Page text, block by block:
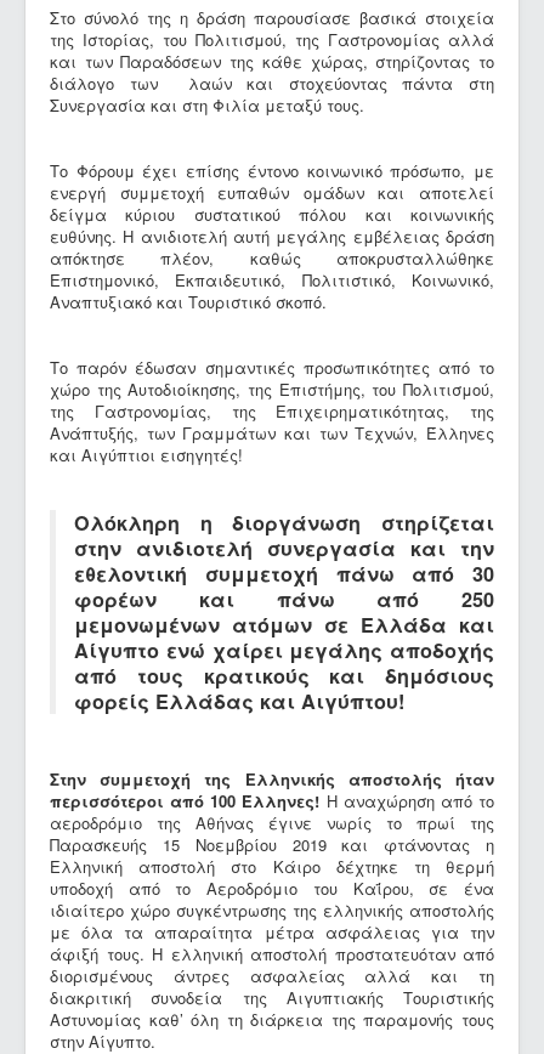
Στο σύνολό της η δράση παρουσίασε βασικά στοιχεία
της Ιστορίας, του Πολιτισμού, της Γαστρονομίας αλλά
και των Παραδόσεων της κάθε χώρας, στηρίζοντας το
διάλογο των λαών και στοχεύοντας πάντα στη
Συνεργασία και στη Φιλία μεταξύ τους.
Το Φόρουμ έχει επίσης έντονο κοινωνικό πρόσωπο, με
ενεργή συμμετοχή ευπαθών ομάδων και αποτελεί
δείγμα κύριου συστατικού πόλου και κοινωνικής
ευθύνης. Η ανιδιοτελή αυτή μεγάλης εμβέλειας δράση
απόκτησε πλέον, καθώς αποκρυσταλλώθηκε
Επιστημονικό, Εκπαιδευτικό, Πολιτιστικό, Κοινωνικό,
Αναπτυξιακό και Τουριστικό σκοπό.
Το παρόν έδωσαν σημαντικές προσωπικότητες από το
χώρο της Αυτοδιοίκησης, της Επιστήμης, του Πολιτισμού,
της Γαστρονομίας, της Επιχειρηματικότητας, της
Ανάπτυξής, των Γραμμάτων και των Τεχνών, Έλληνες
και Αιγύπτιοι εισηγητές!
Ολόκληρη η διοργάνωση στηρίζεται
στην ανιδιοτελή συνεργασία και την
εθελοντική συμμετοχή πάνω από 30
φορέων και πάνω από 250
μεμονωμένων ατόμων σε Ελλάδα και
Αίγυπτο ενώ χαίρει μεγάλης αποδοχής
από τους κρατικούς και δημόσιους
φορείς Ελλάδας και Αιγύπτου!
Στην συμμετοχή της Ελληνικής αποστολής ήταν
περισσότεροι από 100 Έλληνες! Η αναχώρηση από το
αεροδρόμιο της Αθήνας έγινε νωρίς το πρωί της
Παρασκευής 15 Νοεμβρίου 2019 και φτάνοντας η
Ελληνική αποστολή στο Κάιρο δέχτηκε τη θερμή
υποδοχή από το Αεροδρόμιο του Καΐρου, σε ένα
ιδιαίτερο χώρο συγκέντρωσης της ελληνικής αποστολής
με όλα τα απαραίτητα μέτρα ασφάλειας για την
άφιξή τους. Η ελληνική αποστολή προστατευόταν από
διορισμένους άντρες ασφαλείας αλλά και τη
διακριτική συνοδεία της Αιγυπτιακής Τουριστικής
Αστυνομίας καθ’ όλη τη διάρκεια της παραμονής τους
στην Αίγυπτο.